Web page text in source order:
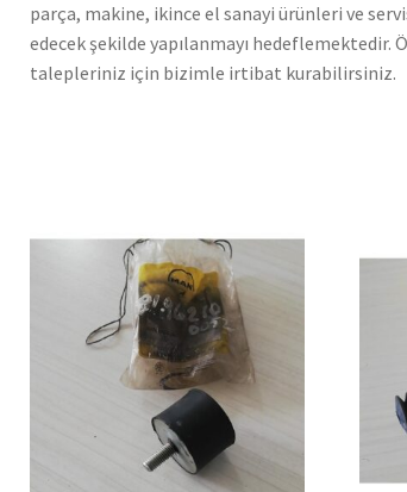
parça, makine, ikince el sanayi ürünleri ve
edecek şekilde yapılanmayı hedeflemektedir.
talepleriniz için bizimle irtibat kurabilirsiniz.